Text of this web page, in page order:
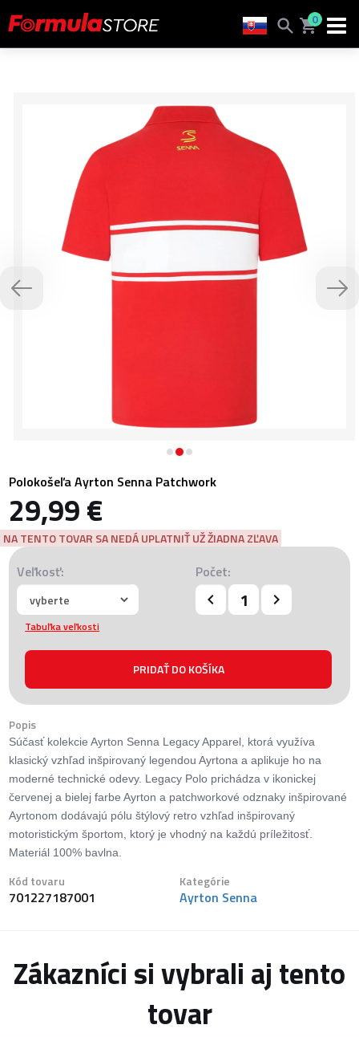
0
Polokošeľa Ayrton Senna Patchwork
29,99 €
NA TENTO TOVAR SA NEDÁ UPLATNIŤ UŽ ŽIADNA ZĽAVA
Veľkosť: Počet:
Tabuľka veľkosti
Popis
Súčasť kolekcie Ayrton Senna Legacy Apparel, ktorá využíva
klasický vzhľad inšpirovaný legendou Ayrtona a aplikuje ho na
moderné technické odevy. Legacy Polo prichádza v ikonickej
červenej a bielej farbe Ayrton a patchworkové odznaky inšpirované
Ayrtonom dodávajú pólu štýlový retro vzhľad inšpirovaný
motoristickým športom, ktorý je vhodný na každú príležitosť.
Materiál 100% bavlna.
Kód tovaru
701227187001
Kategórie
Ayrton Senna
Zákazníci si vybrali aj tento
tovar